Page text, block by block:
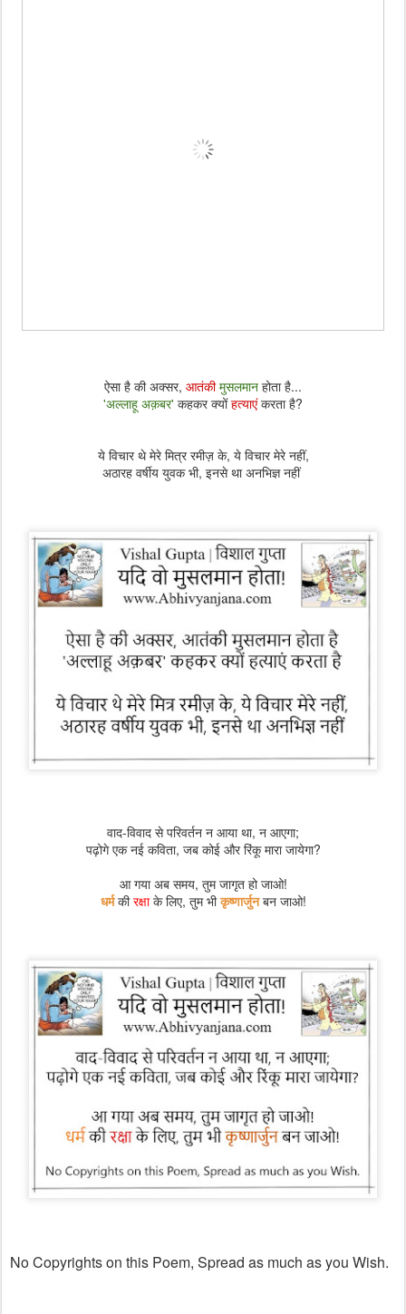
ऐसा है की अक्सर, आतंकी मुसलमान होता है...
'अल्लाहू अक़बर' कहकर क्योंहत्याएंकरता है?
ये विचार थे मेरे मित्र रमीज़ के, ये विचार मेरे नहीं,
अठारह वर्षीय युवक भी, इनसे था अनभिज्ञ नहीं
वाद-विवाद से परिवर्तन न आया था, न आएगा;
पढ़ोगे एक नई कविता, जब कोई और रिंकू मारा जायेगा?
आ गया अब समय, तुम जागृत हो जाओ!
धर्मकीरक्षाके लिए, तुम भीकृष्णार्जुनबन जाओ!
No Copyrights on this Poem, Spread as much as you Wish.